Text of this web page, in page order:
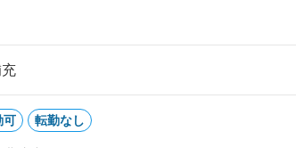
可 転勤なし